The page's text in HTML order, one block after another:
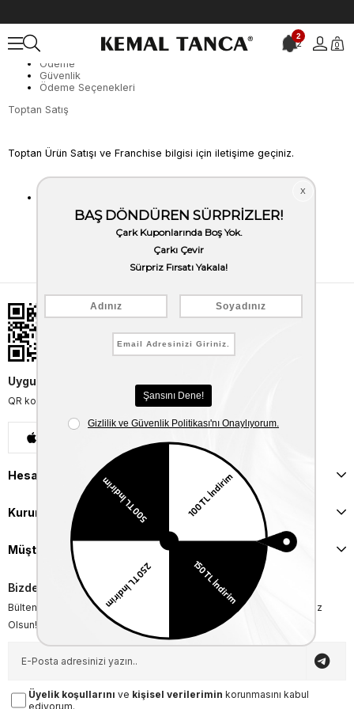
2
2 0
İade ve Değişim
Toptan Satış
Ödeme
Güvenlik
Ödeme Seçenekleri
Toptan Satış
Toptan Ürün Satışı ve Franchise bilgisi için iletişime geçiniz.
Uygulamalarımızı İndirin
QR kodu okutarak uygulamalarımızı indirebilirsiniz.
Hesabım
Kurumsal
Müşteri İlişkileri
Bizden Haberler
Bültenimize Üye Olun ! Tüm İndirim ve Fırsatlardan İlk Sizin Haberiniz
Olsun!
Üyelik koşullarını ve kişisel verilerimin korunmasını kabul
ediyorum.